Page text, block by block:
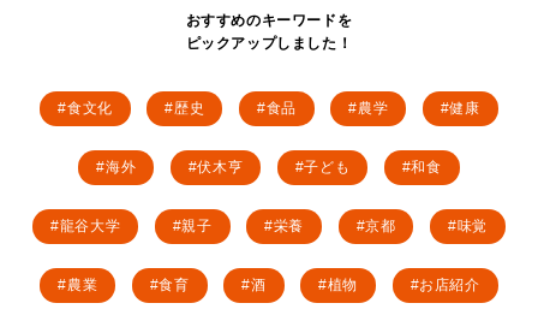
おすすめのキーワードを
ピックアップしました！
食文化 歴史 食品 農学 健康
海外 伏木亨 子ども 和食
龍谷大学 親子 栄養 京都 味覚
農業 食育 酒 植物 お店紹介